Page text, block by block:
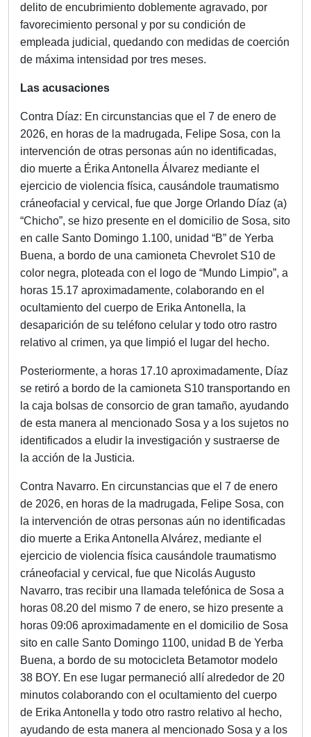
delito de encubrimiento doblemente agravado, por
favorecimiento personal y por su condición de
empleada judicial, quedando con medidas de coerción
de máxima intensidad por tres meses.
Las acusaciones
Contra Díaz: En circunstancias que el 7 de enero de
2026, en horas de la madrugada, Felipe Sosa, con la
intervención de otras personas aún no identificadas,
dio muerte a Érika Antonella Álvarez mediante el
ejercicio de violencia física, causándole traumatismo
cráneofacial y cervical, fue que Jorge Orlando Díaz (a)
“Chicho”, se hizo presente en el domicilio de Sosa, sito
en calle Santo Domingo 1.100, unidad “B” de Yerba
Buena, a bordo de una camioneta Chevrolet S10 de
color negra, ploteada con el logo de “Mundo Limpio”, a
horas 15.17 aproximadamente, colaborando en el
ocultamiento del cuerpo de Erika Antonella, la
desaparición de su teléfono celular y todo otro rastro
relativo al crimen, ya que limpió el lugar del hecho.
Posteriormente, a horas 17.10 aproximadamente, Díaz
se retiró a bordo de la camioneta S10 transportando en
la caja bolsas de consorcio de gran tamaño, ayudando
de esta manera al mencionado Sosa y a los sujetos no
identificados a eludir la investigación y sustraerse de
la acción de la Justicia.
Contra Navarro. En circunstancias que el 7 de enero
de 2026, en horas de la madrugada, Felipe Sosa, con
la intervención de otras personas aún no identificadas
dio muerte a Erika Antonella Alvárez, mediante el
ejercicio de violencia física causándole traumatismo
cráneofacial y cervical, fue que Nicolás Augusto
Navarro, tras recibir una llamada telefónica de Sosa a
horas 08.20 del mismo 7 de enero, se hizo presente a
horas 09:06 aproximadamente en el domicilio de Sosa
sito en calle Santo Domingo 1100, unidad B de Yerba
Buena, a bordo de su motocicleta Betamotor modelo
38 BOY. En ese lugar permaneció allí alrededor de 20
minutos colaborando con el ocultamiento del cuerpo
de Erika Antonella y todo otro rastro relativo al hecho,
ayudando de esta manera al mencionado Sosa y a los